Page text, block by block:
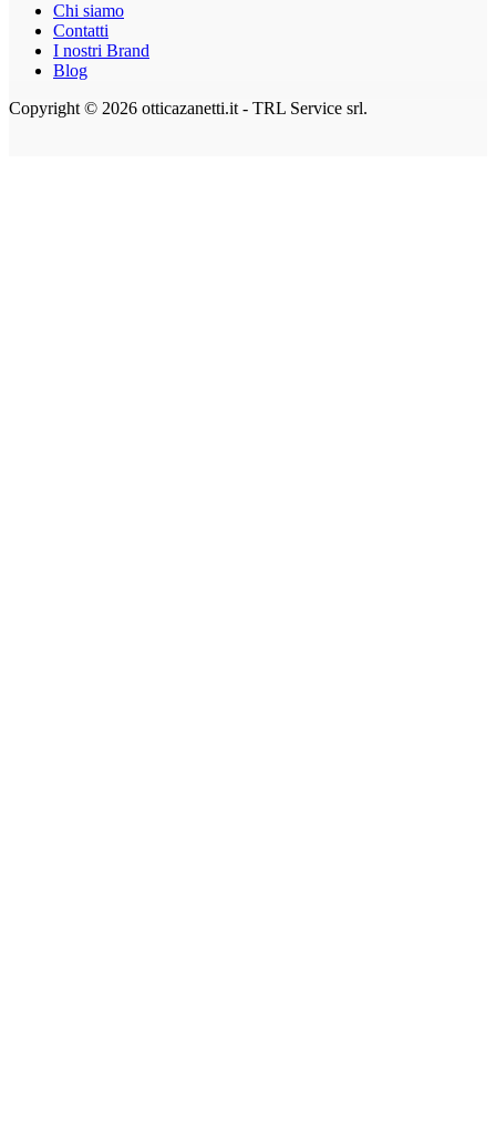
Chi siamo
Contatti
I nostri Brand
Blog
Copyright © 2026 otticazanetti.it - TRL Service srl.